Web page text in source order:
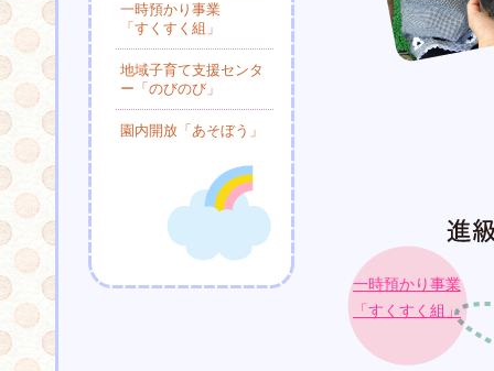
一時預かり事業
「すくすく組」
地域子育て支援センタ
ー「のびのび」
園内開放「あそぼう」
一時預かり事業
「すくすく組」